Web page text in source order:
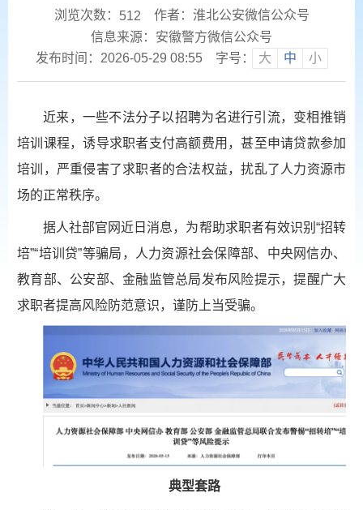
浏览次数： 512
作者：淮北公安微信公众号
信息来源：安徽警方微信公众号
发布时间：2026-05-29 08:55
字号： 大 中 小
近来，一些不法分子以招聘为名进行引流，变相推销
培训课程，诱导求职者支付高额费用，甚至申请贷款参加
培训，严重侵害了求职者的合法权益，扰乱了人力资源市
场的正常秩序。
据人社部官网近日消息，为帮助求职者有效识别“招转
培”“培训贷”等骗局，人力资源社会保障部、中央网信办、
教育部、公安部、金融监管总局发布风险提示，提醒广大
求职者提高风险防范意识，谨防上当受骗。
典型套路